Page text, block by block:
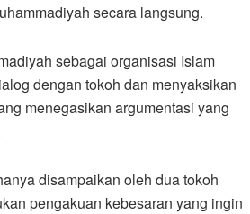
secara langsung.
sebagai organisasi Islam
dengan tokoh dan menyaksikan
menegasikan argumentasi yang
disampaikan oleh dua tokoh
pengakuan kebesaran yang ingin